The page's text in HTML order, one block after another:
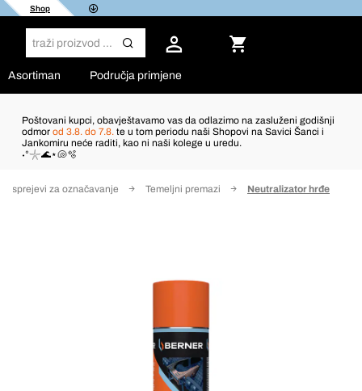
Shop
Asortiman Područja primjene
Poštovani kupci, obavještavamo vas da odlazimo na zasluženi godišnji
odmor od 3.8. do 7.8. te u tom periodu naši Shopovi na Savici Šanci i
Jankomiru neće raditi, kao ni naši kolege u uredu.
˖°𓇼🌊⋆🐚🫧
i sprejevi za označavanje Temeljni premazi Neutralizator hrđe